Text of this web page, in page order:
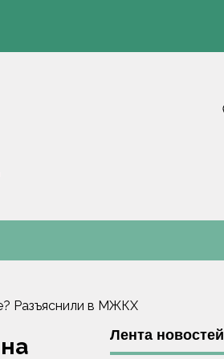
Разъяснили в МЖКХ
Лента новостей